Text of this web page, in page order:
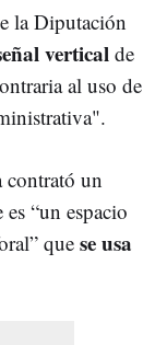
la Diputación
vertical de
al uso de
contrató un
“un espacio
que se usa